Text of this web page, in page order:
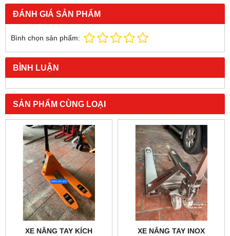
ĐÁNH GIÁ SẢN PHẨM
Bình chọn sản phẩm:
BÌNH LUẬN
SẢN PHẨM CÙNG LOẠI
XE NÂNG TAY KÍCH
XE NÂNG TAY INOX